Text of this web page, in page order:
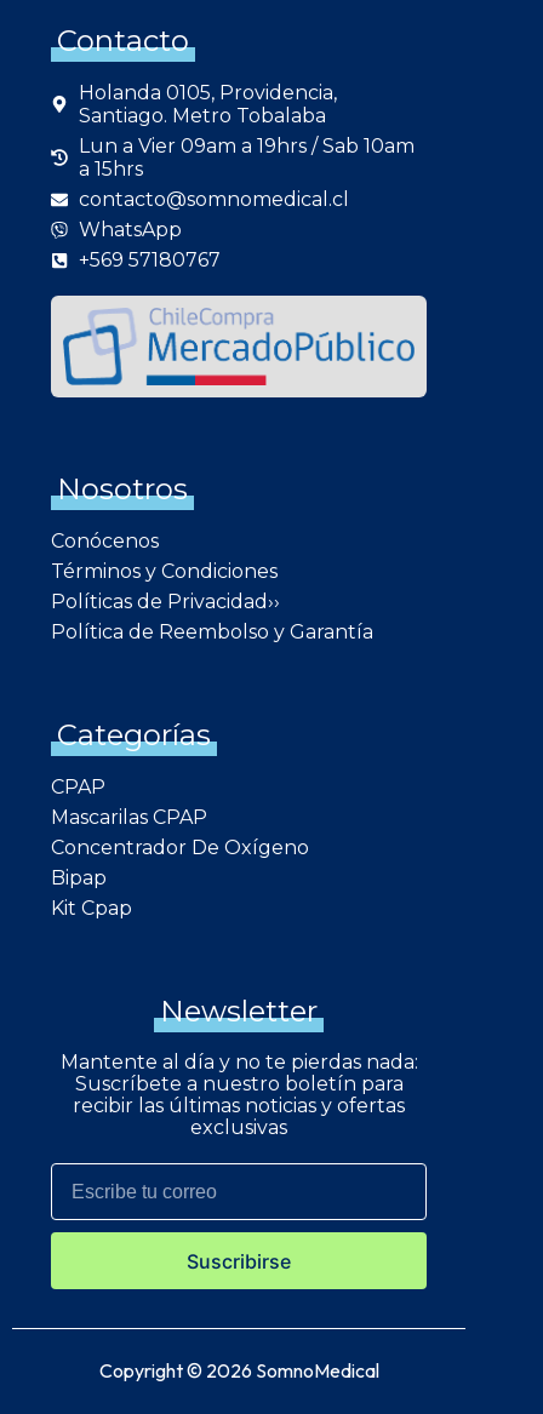
Contacto
Holanda 0105, Providencia,
Santiago. Metro Tobalaba
Lun a Vier 09am a 19hrs / Sab 10am
a 15hrs
contacto@somnomedical.cl
WhatsApp
+569 57180767
Nosotros
Conócenos
Términos y Condiciones
Políticas de Privacidad››
Política de Reembolso y Garantía
Categorías
CPAP
Mascarilas CPAP
Concentrador De Oxígeno
Bipap
Kit Cpap
Newsletter
Mantente al día y no te pierdas nada:
Suscríbete a nuestro boletín para
recibir las últimas noticias y ofertas
exclusivas
Suscribirse
Copyright © 2026 SomnoMedical